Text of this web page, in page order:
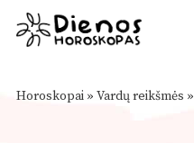
Horoskopai » Vardų reikšmės »